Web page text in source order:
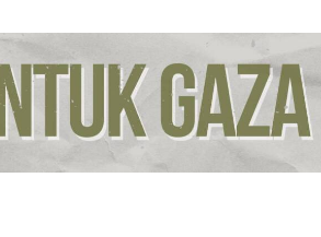
Hampir 20 Negara Islam
Tangani Pelanggaran Israel di Al-
Aqsa
Kadar Emigrasi Israel Capai Rekod
Tertinggi, Hampir 270,000
Penduduk Berpindah Keluar